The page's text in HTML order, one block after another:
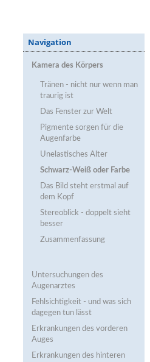
Navigation
Kamera des Körpers
Tränen - nicht nur wenn man
traurig ist
Das Fenster zur Welt
Pigmente sorgen für die
Augenfarbe
Unelastisches Alter
Schwarz-Weiß oder Farbe
Das Bild steht erstmal auf
dem Kopf
Stereoblick - doppelt sieht
besser
Zusammenfassung
Untersuchungen des
Augenarztes
Fehlsichtigkeit - und was sich
dagegen tun lässt
Erkrankungen des vorderen
Auges
Erkrankungen des hinteren